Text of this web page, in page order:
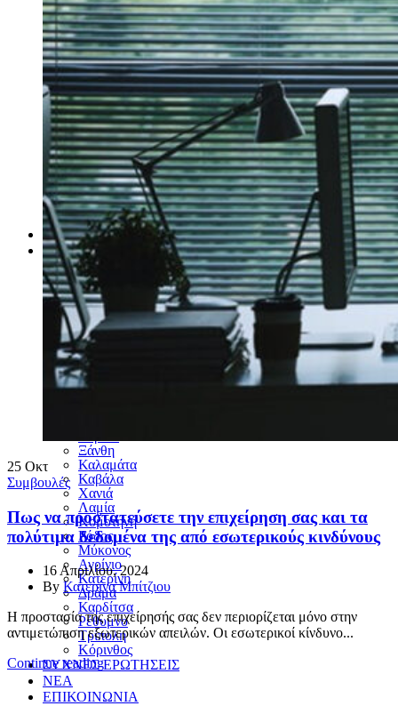
ΓΙΑ ΕΠΙΧΕΙΡΗΣΕΙΣ
Έλεγχος Ιστορικού Υπαλλήλου
Ανίχνευση Διαρροής Πληροφοριών
Βιομηχανικές Έρευνες
Εντοπισμός Δικαστικών Στοιχείων
Έλεγχος Προσωπικού – Συνεργατών
Έρευνα για Ηλεκτρονικές Απάτες
Συνοδεία Χρηματαποστολών
Έλεγχος Τηλεφωνικών Συνδιαλέξεων
Ασφαλιστικές Απάτες
Ανάκτηση Χρεών – Εύρεση Οφειλετών
Μέτρα Προστασίας Επικοινωνιών
ΕΞΟΠΛΙΣΜΟΣ
ΔΙΚΤΥΟ ΣΥΝΕΡΓΑΤΩΝ
Αθήνα
Θεσσαλονίκη
Πάτρα
Ηράκλειο
Πειραιάς
Λάρισα
Βόλος
Αλεξανδρούπολη
Ιωάννινα
Τρίκαλα
Ξάνθη
Καλαμάτα
Καβάλα
Χανιά
Λαμία
Κομοτηνή
Ρόδος
Μύκονος
Αγρίνιο
Κατερίνη
Δράμα
Καρδίτσα
Ρέθυμνο
Τρίπολη
Κόρινθος
ΣΥΧΝΕΣ ΕΡΩΤΗΣΕΙΣ
ΝΕΑ
ΕΠΙΚΟΙΝΩΝΙΑ
25 Οκτ
Συμβουλές
Πως να προστατεύσετε την επιχείρηση σας και τα
πολύτιμα δεδομένα της από εσωτερικούς κινδύνους
16 Απριλίου, 2024
By Κατερίνα Μπίτζιου
Η προστασία της επιχείρησής σας δεν περιορίζεται μόνο στην
αντιμετώπιση εξωτερικών απειλών. Οι εσωτερικοί κίνδυνο...
Continue reading